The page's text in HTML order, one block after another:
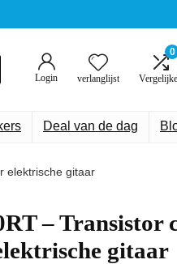
Login verlanglijst
0
Deal van de dag
elektrische gitaar
– Transistor
gitaar